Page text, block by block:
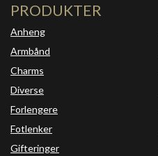
PRODUKTER
Anheng
Armbånd
Charms
Diverse
Forlengere
Fotlenker
Gifteringer